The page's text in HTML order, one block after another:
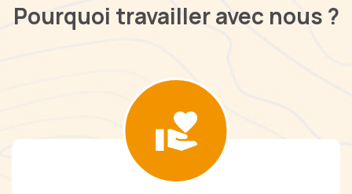
Pourquoi travailler avec nous ?